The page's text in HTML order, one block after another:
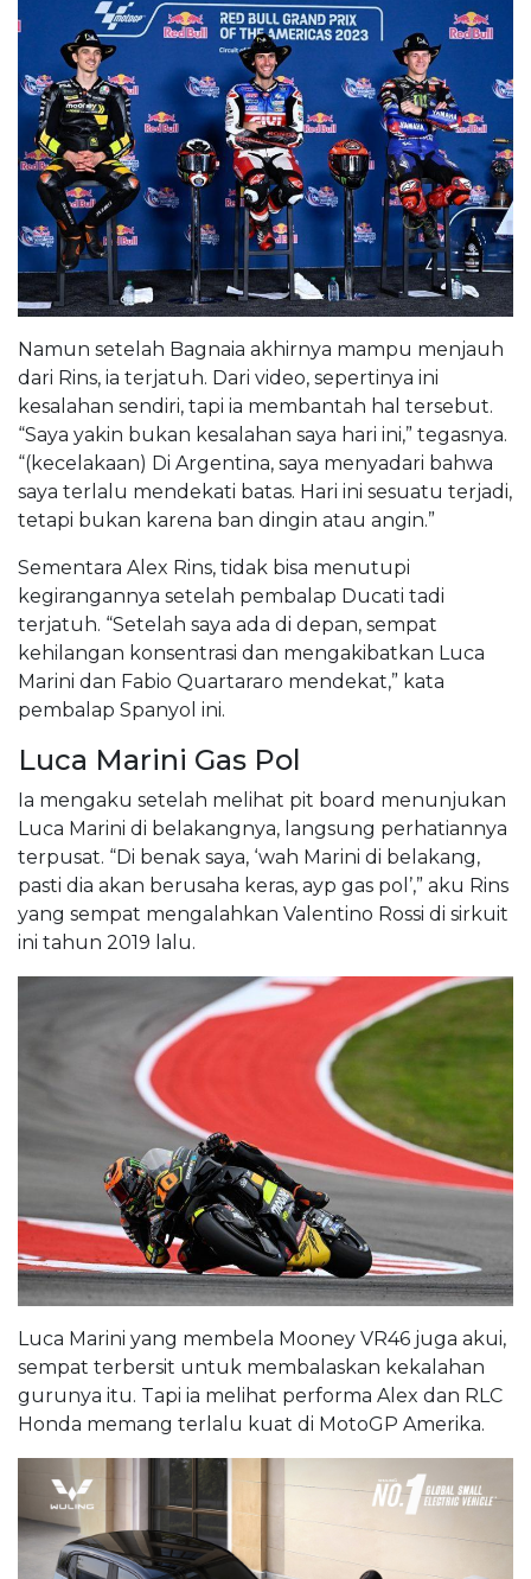
Namun setelah Bagnaia akhirnya mampu menjauh
dari Rins, ia terjatuh. Dari video, sepertinya ini
kesalahan sendiri, tapi ia membantah hal tersebut.
“Saya yakin bukan kesalahan saya hari ini,” tegasnya.
“(kecelakaan) Di Argentina, saya menyadari bahwa
saya terlalu mendekati batas. Hari ini sesuatu terjadi,
tetapi bukan karena ban dingin atau angin.”
Sementara Alex Rins, tidak bisa menutupi
kegirangannya setelah pembalap Ducati tadi
terjatuh. “Setelah saya ada di depan, sempat
kehilangan konsentrasi dan mengakibatkan Luca
Marini dan Fabio Quartararo mendekat,” kata
pembalap Spanyol ini.
Luca Marini Gas Pol
Ia mengaku setelah melihat pit board menunjukan
Luca Marini di belakangnya, langsung perhatiannya
terpusat. “Di benak saya, ‘wah Marini di belakang,
pasti dia akan berusaha keras, ayp gas pol’,” aku Rins
yang sempat mengalahkan Valentino Rossi di sirkuit
ini tahun 2019 lalu.
Luca Marini yang membela Mooney VR46 juga akui,
sempat terbersit untuk membalaskan kekalahan
gurunya itu. Tapi ia melihat performa Alex dan RLC
Honda memang terlalu kuat di MotoGP Amerika.